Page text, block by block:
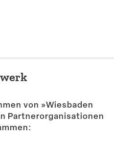
von »Wiesbaden
Partner­or­ga­ni­sa­tionen